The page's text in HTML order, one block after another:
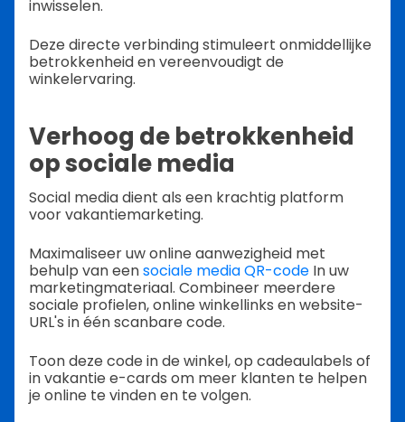
inwisselen.
Deze directe verbinding stimuleert onmiddellijke
betrokkenheid en vereenvoudigt de
winkelervaring.
Verhoog de betrokkenheid
op sociale media
Social media dient als een krachtig platform
voor vakantiemarketing.
Maximaliseer uw online aanwezigheid met
behulp van eensociale media QR-code In uw
marketingmateriaal. Combineer meerdere
sociale profielen, online winkellinks en website-
URL's in één scanbare code.
Toon deze code in de winkel, op cadeaulabels of
in vakantie e-cards om meer klanten te helpen
je online te vinden en te volgen.